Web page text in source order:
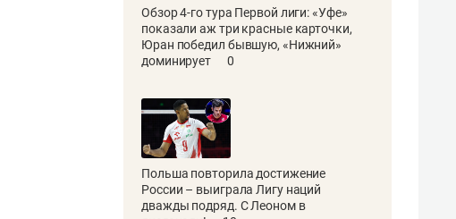
Обзор 4-го тура Первой лиги: «Уфе»
показали аж три красные карточки,
Юран победил бывшую, «Нижний»
доминирует
0
Польша повторила достижение
России – выиграла Лигу наций
дважды подряд. С Леоном в